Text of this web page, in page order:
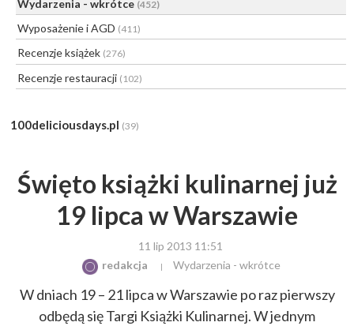
Wydarzenia - wkrótce (452)
Wyposażenie i AGD (411)
Recenzje książek (276)
Recenzje restauracji (102)
100deliciousdays.pl (39)
Święto książki kulinarnej już
19 lipca w Warszawie
11 lip 2013 11:51
redakcja
Wydarzenia - wkrótce
W dniach 19 – 21 lipca w Warszawie po raz pierwszy
odbędą się Targi Książki Kulinarnej. W jednym